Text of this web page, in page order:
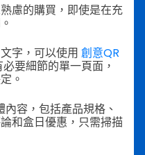
慮的購買，即使是在充
字，可以使用 創意QR
要細節的單一頁面，
。
容，包括產品規格、
和盒日優惠，只需掃描